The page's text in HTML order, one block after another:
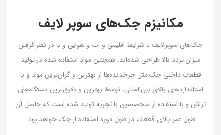
مکانیزم جک‌های سوپر لایف
جک‌های سوپرلایف با شرایط اقلیمی و آب و هوایی و با در نظر گرفتن
میزان تردد بالا طراحی شده‌اند. همچنین مواد استفاده شده در تولید
قطعات داخلی جک مثل چرخدنده‌ها از بهترین و گران‌ترین مواد و با
استانداردهای بالای بین‌المللی، توسط بهترین و دقیق‌ترین دستگاه‌های
تراش و با استفاده از متخصصین با تجربه تولید شده است که حاصل آن
طول عمر بالای قطعات در طول دوره استفاده از جک خواهد بود.